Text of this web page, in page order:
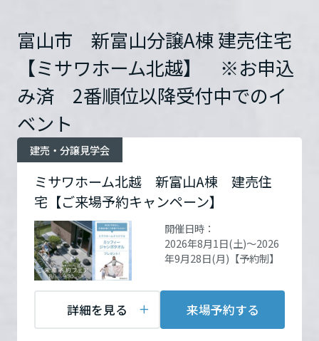
まいづくりを楽しく学べるデジタルラウンジです。
ホームラウンジ 新築・戸建て
ウエルネス事業
海外事業
ミサワアイデンティティ
富山市 新富山分譲A棟 建売住宅
【ミサワホーム北越】 ※お申込
み済 2番順位以降受付中でのイ
ベント
ミサワホーム北越 新富山A棟 建売住
宅【ご来場予約キャンペーン】
建売・分譲見学会
開催日時：
2026年8月1日(土)～2026
年9月28日(月)【予約制】
詳細を見る 来場予約する
群馬県
埼玉県
千葉県
東京都
神奈川県
甲信越・北陸
富山県
可となります。
※特典のみの目当てで来場された方には特典
をお渡しできない場合がございます。
※選べる電子ギフトはご来場から1週間以内に
メールアドレスへ送付します。
住所
富山県富山市下冨居字八幡
割41番33（ご来場の際は、
アクセスの「地図を見る」
します。）
お問い合
わせ
電話：
0120-817-330
営業時間：10:00～18:00
定休日：営業時間:ご予約制
（通常はオープンしており
ません。火・水曜定休日）
担当者：中上越・富山支